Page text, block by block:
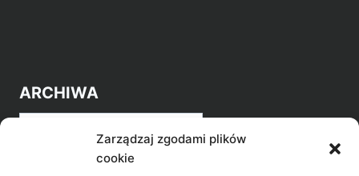
Zarządzaj zgodami plików
cookie
ARCHIWA
Archiwa